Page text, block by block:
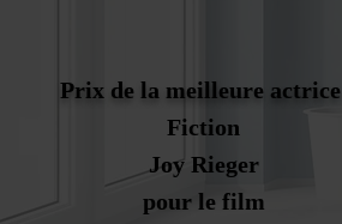
Prix de la meilleure actrice
Fiction
Joy Rieger
pour le film